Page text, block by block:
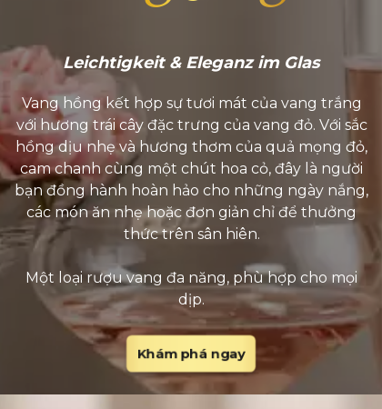
Leichtigkeit & Eleganz im Glas
Vang hồng kết hợp sự tươi mát của vang trắng
với hương trái cây đặc trưng của vang đỏ. Với sắc
hồng dịu nhẹ và hương thơm của quả mọng đỏ,
cam chanh cùng một chút hoa cỏ, đây là người
bạn đồng hành hoàn hảo cho những ngày nắng,
các món ăn nhẹ hoặc đơn giản chỉ để thưởng
thức trên sân hiên.
Một loại rượu vang đa năng, phù hợp cho mọi
dịp.
Khám phá ngay